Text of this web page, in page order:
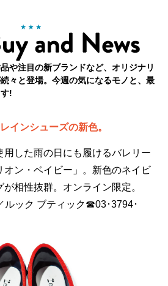
や注目の新ブランドなど、オリジナリ
々と登場。今週の気になるモノと、最
!
インシューズの新色。
用した雨の日にも履けるバレリー
オン・ベイビー」。新色のネイビ
相性抜群。オンライン限定。
ルック ブティック☎03･3794･